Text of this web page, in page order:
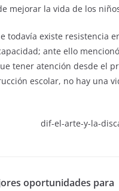
mejorar la vida de los
todavía existe resistencia
ante ello
tener atención desde el
escolar, no hay una
oportunidades para